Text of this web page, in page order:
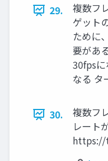
29.
複数フ
ゲット
ために
要があ
30fps
なる タ
30.
複数フ
レート
https://